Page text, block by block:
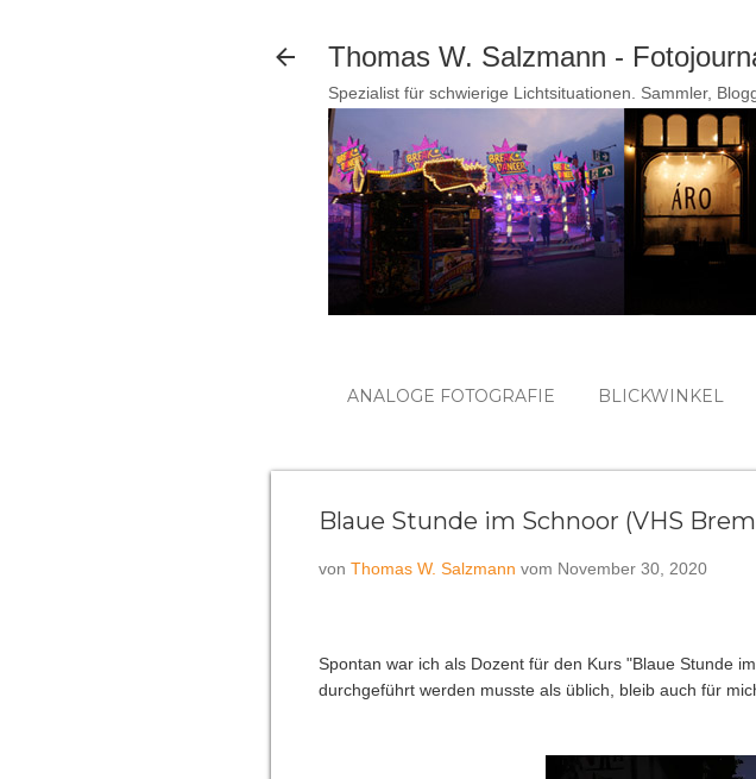
Thomas W. Salzmann -
Spezialist für schwierige Lichtsituationen. Sammler,
ANALOGE FOTOGRAFIE BLICKWINKEL
Blaue Stunde im Schnoor (VHS
von Thomas W. Salzmann vom November 30, 2020
Spontan war ich als Dozent für den Kurs "Blaue Stunde
durchgeführt werden musste als üblich, bleib auch für